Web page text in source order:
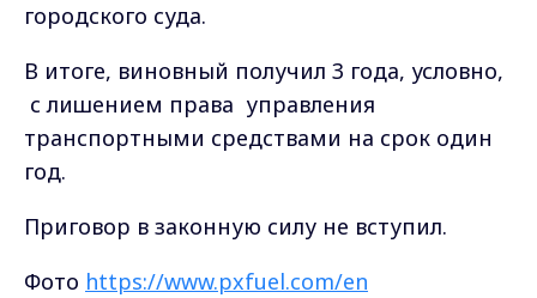
городского суда.
В итоге, виновный получил 3 года, условно,
с лишением права управления
транспортными средствами на срок один
год.
Приговор в законную силу не вступил.
Фото https://www.pxfuel.com/en